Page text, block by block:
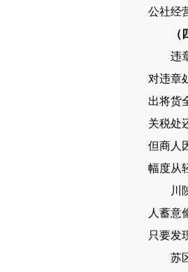
公社经
违章
对违章
出将货
关税处
但商人
幅度从
川陕
人蓄意
只要发
苏区